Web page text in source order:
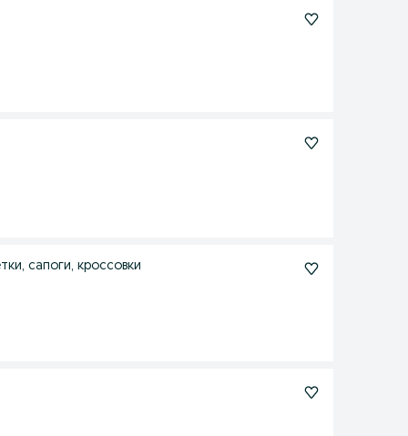
сапоги, кроссовки